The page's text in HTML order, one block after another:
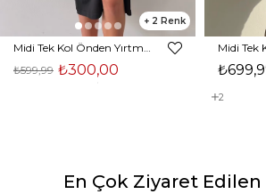
2
₺300,00
₺599,99
2
En Çok Ziyaret